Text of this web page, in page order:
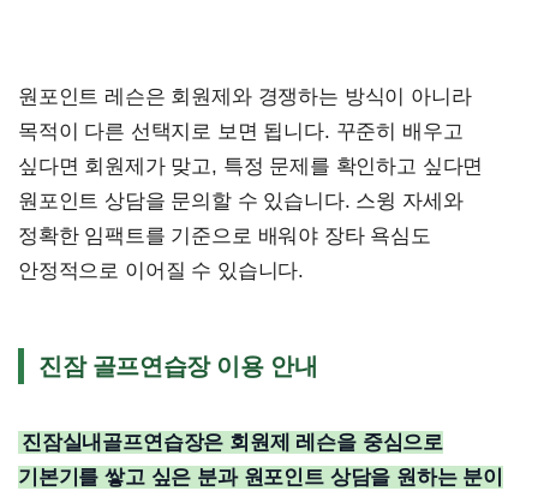
원포인트 레슨은 회원제와 경쟁하는 방식이 아니라
목적이 다른 선택지로 보면 됩니다. 꾸준히 배우고
싶다면 회원제가 맞고, 특정 문제를 확인하고 싶다면
원포인트 상담을 문의할 수 있습니다. 스윙 자세와
정확한 임팩트를 기준으로 배워야 장타 욕심도
안정적으로 이어질 수 있습니다.
진잠 골프연습장 이용 안내
진잠실내골프연습장은 회원제 레슨을 중심으로
기본기를 쌓고 싶은 분과 원포인트 상담을 원하는 분이